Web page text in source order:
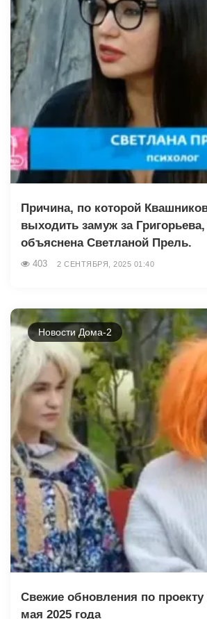
Причина, по которой
выходить замуж за
объяснена Светланой Прель.
403 2 СЕНТЯБРЯ, 2025 01:40
Новости Дома-2
Свежие обновления по проекту
мая 2025 года